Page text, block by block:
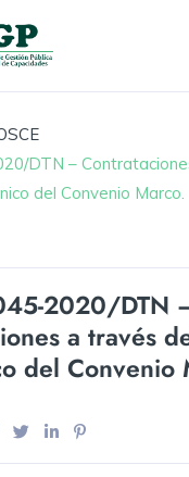
DTN –
del Convenio Marco.
2020/DTN
a través
del Convenio